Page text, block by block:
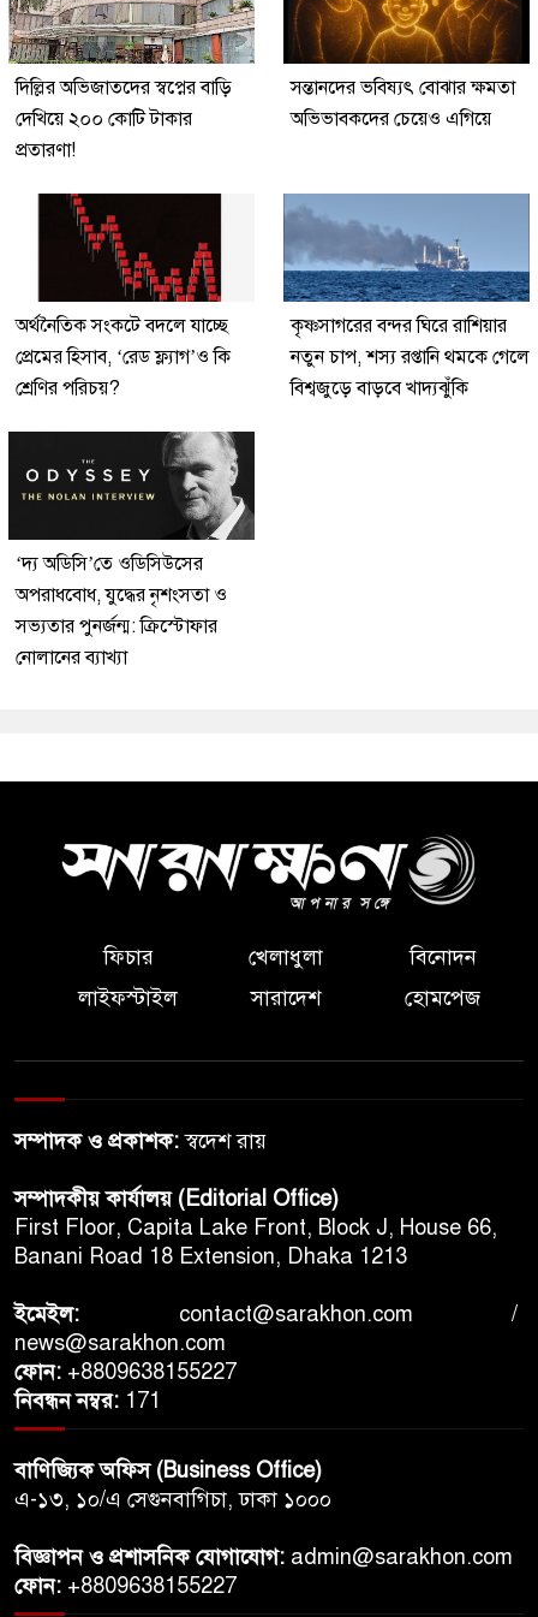
দিল্লির অভিজাতদের স্বপ্নের বাড়ি
দেখিয়ে ২০০ কোটি টাকার
প্রতারণা!
সন্তানদের ভবিষ্যৎ বোঝার ক্ষমতা
অভিভাবকদের চেয়েও এগিয়ে
অর্থনৈতিক সংকটে বদলে যাচ্ছে
প্রেমের হিসাব, ‘রেড ফ্ল্যাগ’ও কি
শ্রেণির পরিচয়?
কৃষ্ণসাগরের বন্দর ঘিরে রাশিয়ার
নতুন চাপ, শস্য রপ্তানি থমকে গেলে
বিশ্বজুড়ে বাড়বে খাদ্যঝুঁকি
‘দ্য অডিসি’তে ওডিসিউসের
অপরাধবোধ, যুদ্ধের নৃশংসতা ও
সভ্যতার পুনর্জন্ম: ক্রিস্টোফার
নোলানের ব্যাখ্যা
ফিচার খেলাধুলা
বিনোদন
লাইফস্টাইল
সারাদেশ হোমপেজ
সম্পাদক ও প্রকাশক:স্বদেশ রায়
সম্পাদকীয় কার্যালয় (Editorial Office)
First Floor, Capita Lake Front, Block J, House 66,
Banani Road 18 Extension, Dhaka 1213
ইমেইল: contact@sarakhon.com /
news@sarakhon.com
ফোন: +8809638155227
নিবন্ধন নম্বর: 171
বাণিজ্যিক অফিস (Business Office)
এ-১৩, ১০/এ সেগুনবাগিচা, ঢাকা ১০০০
বিজ্ঞাপন ও প্রশাসনিক যোগাযোগ: admin@sarakhon.com
ফোন: +8809638155227